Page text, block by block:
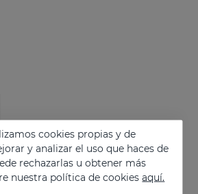
cookies propias y de
y analizar el uso que haces de
rechazarlas u obtener más
nuestra política de cookiesaquí.